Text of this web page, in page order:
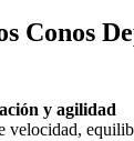
Conos
y agilidad
velocidad,